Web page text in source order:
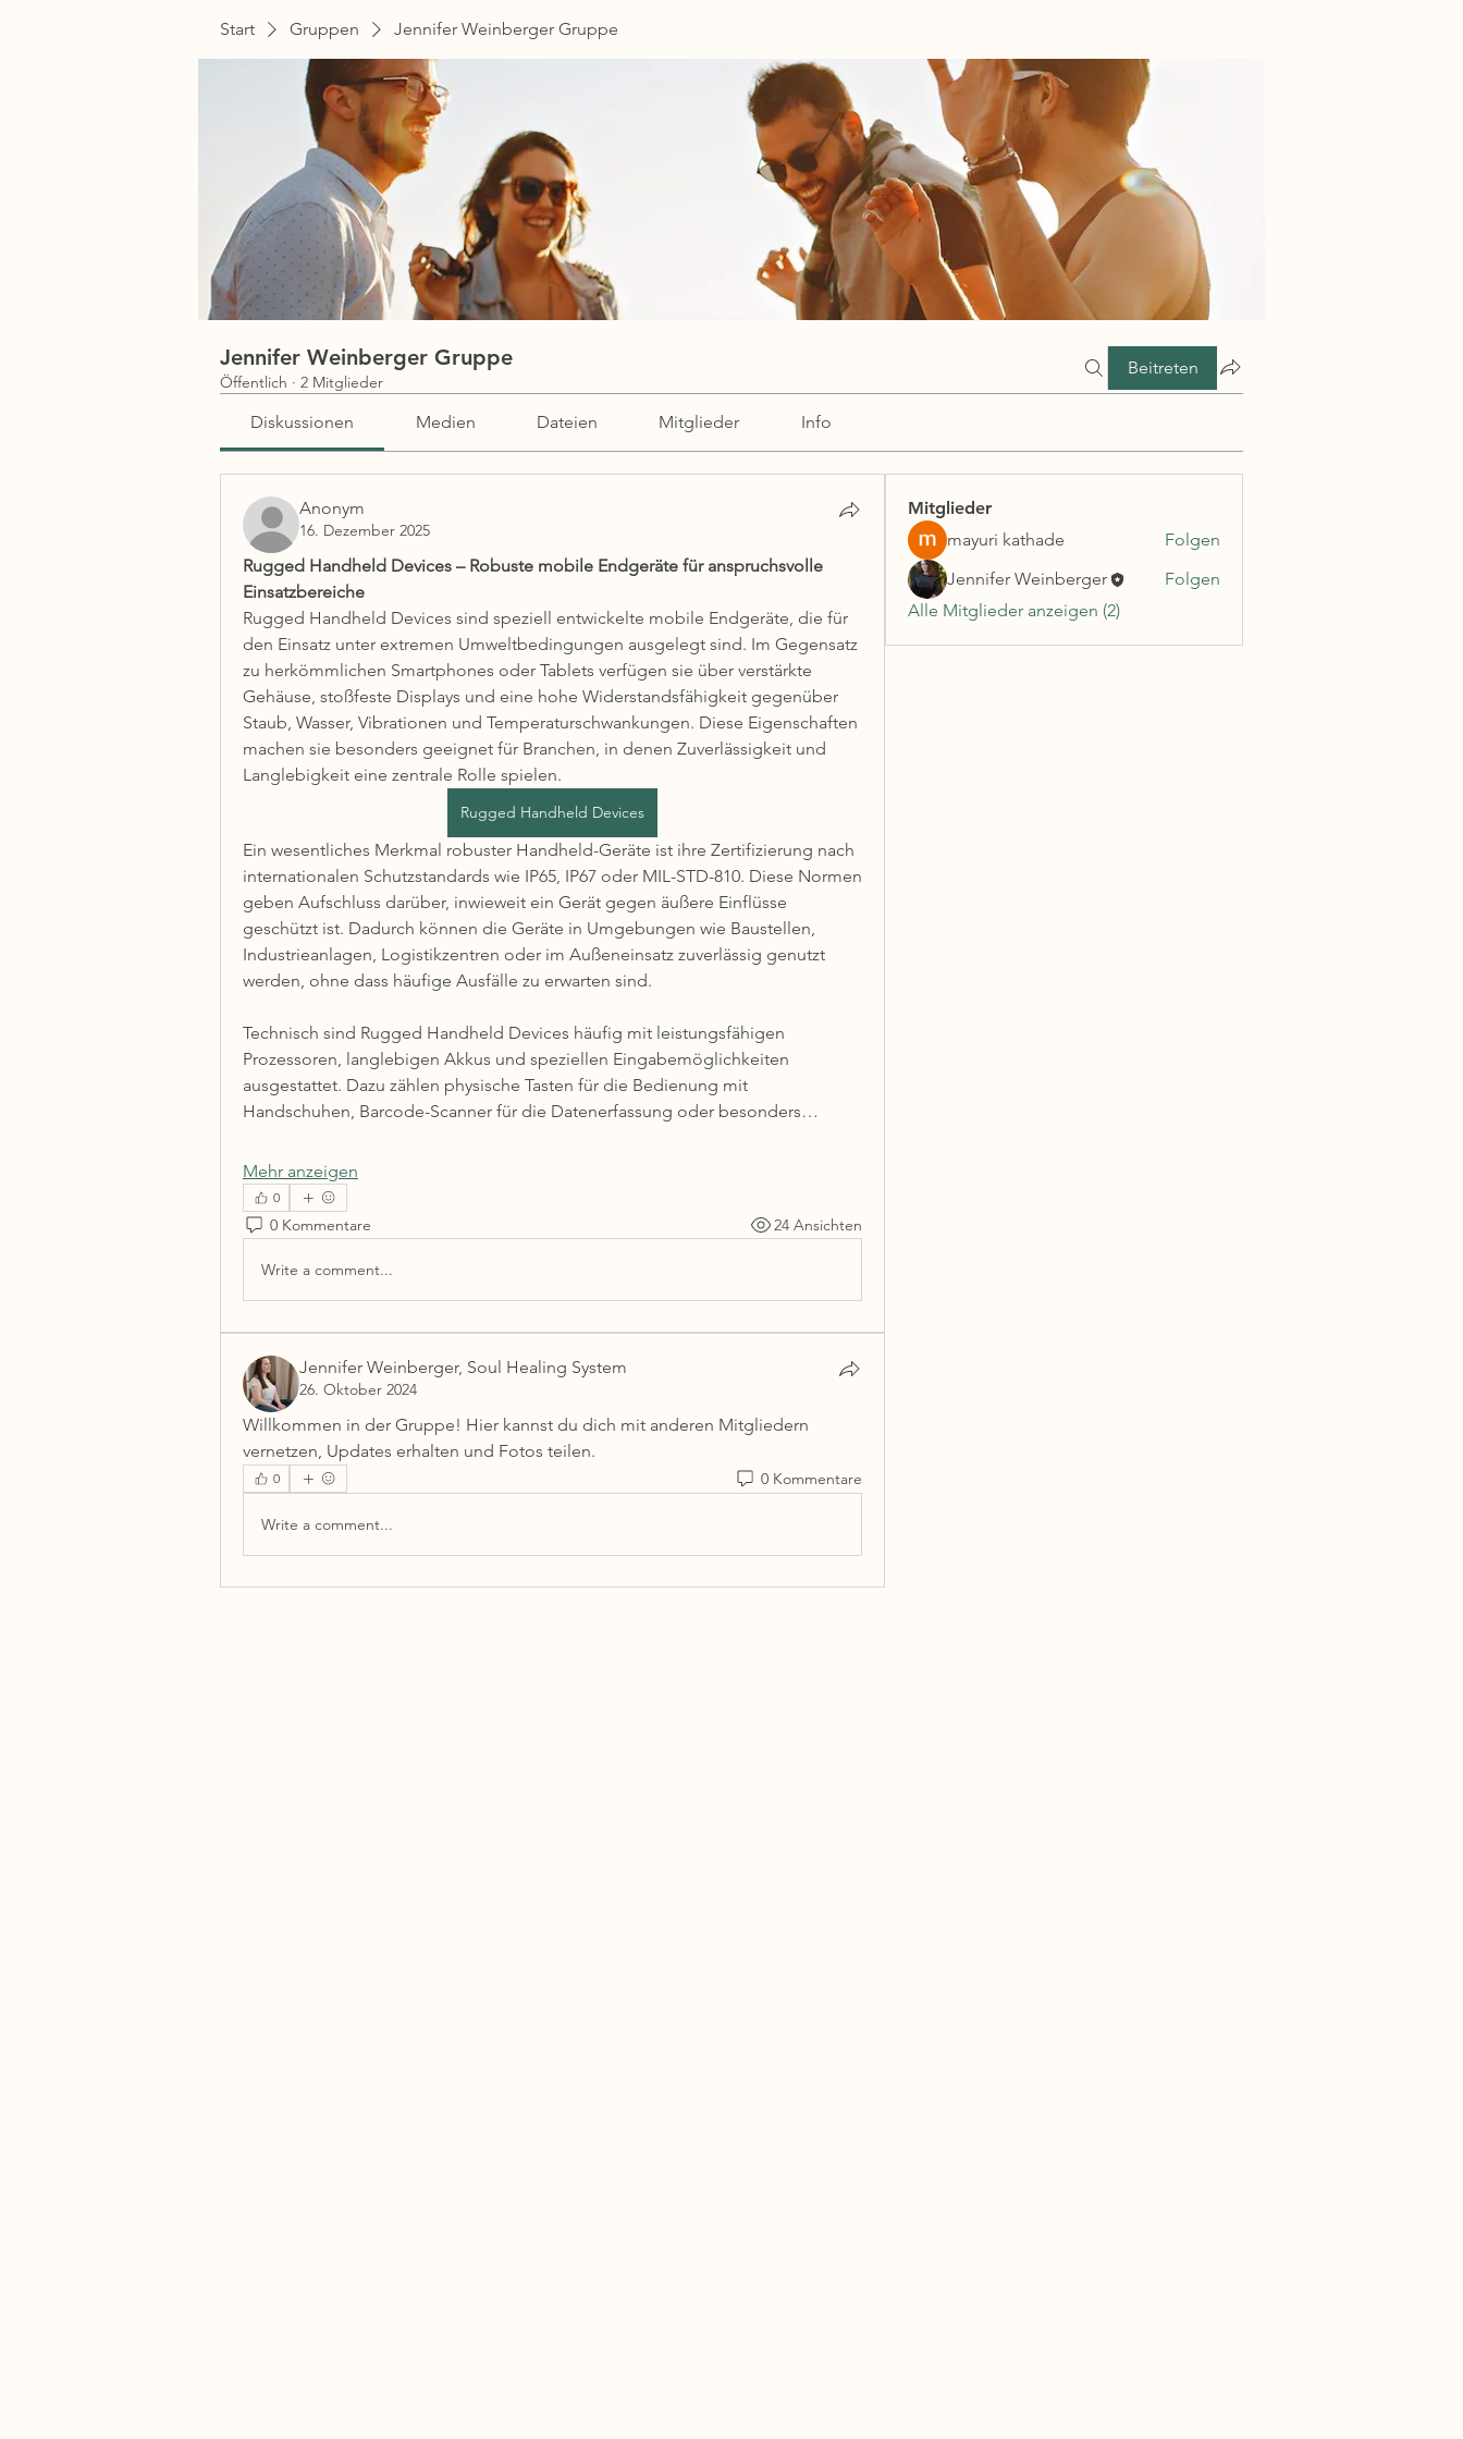
Start Gruppen Jennifer Weinberger Gruppe
Jennifer Weinberger Gruppe
Öffentlich · 2 Mitglieder
Beitreten
Diskussionen Medien Dateien Mitglieder Info
Anonym
16. Dezember 2025
Rugged Handheld Devices – Robuste mobile Endgeräte für anspruchsvolle
Einsatzbereiche
Rugged Handheld Devices sind speziell entwickelte mobile Endgeräte, die für
den Einsatz unter extremen Umweltbedingungen ausgelegt sind. Im Gegensatz
zu herkömmlichen Smartphones oder Tablets verfügen sie über verstärkte
Gehäuse, stoßfeste Displays und eine hohe Widerstandsfähigkeit gegenüber
Staub, Wasser, Vibrationen und Temperaturschwankungen. Diese Eigenschaften
machen sie besonders geeignet für Branchen, in denen Zuverlässigkeit und
Langlebigkeit eine zentrale Rolle spielen.
Rugged Handheld Devices
Ein wesentliches Merkmal robuster Handheld-Geräte ist ihre Zertifizierung nach
internationalen Schutzstandards wie IP65, IP67 oder MIL-STD-810. Diese Normen
geben Aufschluss darüber, inwieweit ein Gerät gegen äußere Einflüsse
geschützt ist. Dadurch können die Geräte in Umgebungen wie Baustellen,
Industrieanlagen, Logistikzentren oder im Außeneinsatz zuverlässig genutzt
werden, ohne dass häufige Ausfälle zu erwarten sind.
Technisch sind Rugged Handheld Devices häufig mit leistungsfähigen
Prozessoren, langlebigen Akkus und speziellen Eingabemöglichkeiten
ausgestattet. Dazu zählen physische Tasten für die Bedienung mit
Handschuhen, Barcode-Scanner für die Datenerfassung oder besonders…
Mehr anzeigen
0
0 Kommentare 24 Ansichten
Write a comment...
Jennifer Weinberger, Soul Healing System
26. Oktober 2024
Willkommen in der Gruppe! Hier kannst du dich mit anderen Mitgliedern
vernetzen, Updates erhalten und Fotos teilen.
0 0 Kommentare
Write a comment...
Mitglieder
mayuri kathade
Folgen
Jennifer Weinberger
Folgen
Alle Mitglieder anzeigen (2)